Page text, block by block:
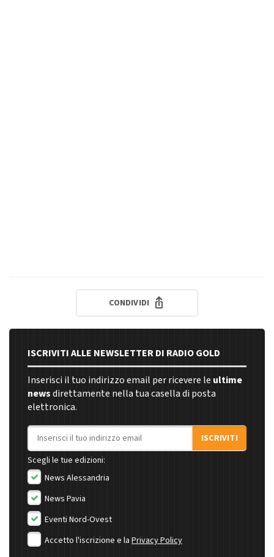
CONDIVIDI
ISCRIVITI ALLE NEWSLETTER DI RADIO GOLD
Inserisci il tuo indirizzo email per ricevere le ultime
newsdirettamente nella tua casella di posta
elettronica.
Indirizzo email
ISCRIVITI
Scegli le tue edizioni:
News Alessandria
News Pavia
Eventi Nord-Ovest
Accetto l'iscrizione e la Privacy Policy